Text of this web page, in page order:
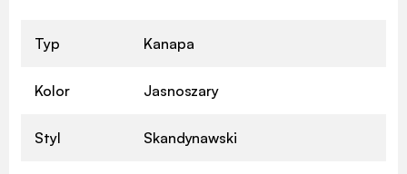
Typ Kanapa
Kolor Jasnoszary
Styl Skandynawski